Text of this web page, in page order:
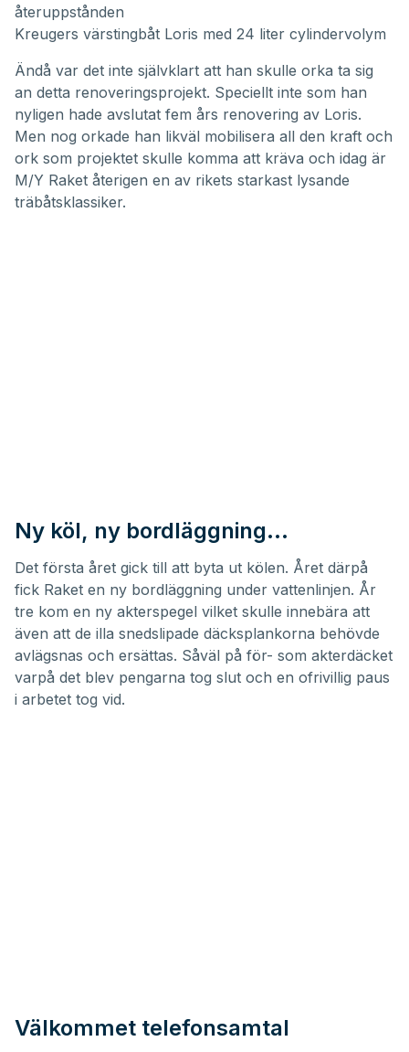
återuppstånden
Kreugers värstingbåt Loris med 24 liter cylindervolym
Ändå var det inte självklart att han skulle orka ta sig
an detta renoveringsprojekt. Speciellt inte som han
nyligen hade avslutat fem års renovering av Loris.
Men nog orkade han likväl mobilisera all den kraft och
ork som projektet skulle komma att kräva och idag är
M/Y Raket återigen en av rikets starkast lysande
träbåtsklassiker.
Ny köl, ny bordläggning…
Det första året gick till att byta ut kölen. Året därpå
fick Raket en ny bordläggning under vattenlinjen. År
tre kom en ny akterspegel vilket skulle innebära att
även att de illa snedslipade däcksplankorna behövde
avlägsnas och ersättas. Såväl på för- som akterdäcket
varpå det blev pengarna tog slut och en ofrivillig paus
i arbetet tog vid.
Välkommet telefonsamtal